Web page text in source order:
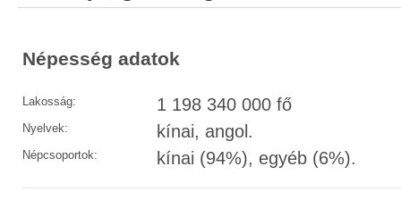
Népesség adatok
Lakosság: 1 198 340 000 fő
Nyelvek: kínai, angol.
Népcsoportok: kínai (94%), egyéb (6%).